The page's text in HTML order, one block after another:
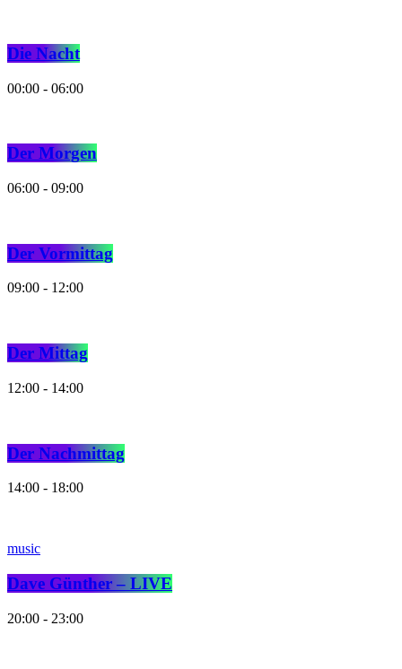
Die Nacht
00:00 - 06:00
Der Morgen
06:00 - 09:00
Der Vormittag
09:00 - 12:00
Der Mittag
12:00 - 14:00
Der Nachmittag
14:00 - 18:00
music
Dave Günther – LIVE
20:00 - 23:00